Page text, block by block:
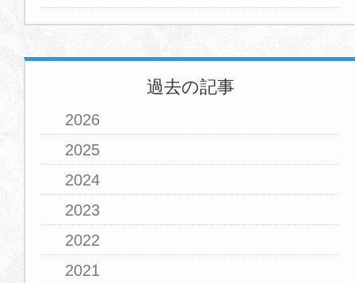
過去の記事
2026
2025
2024
2023
2022
2021